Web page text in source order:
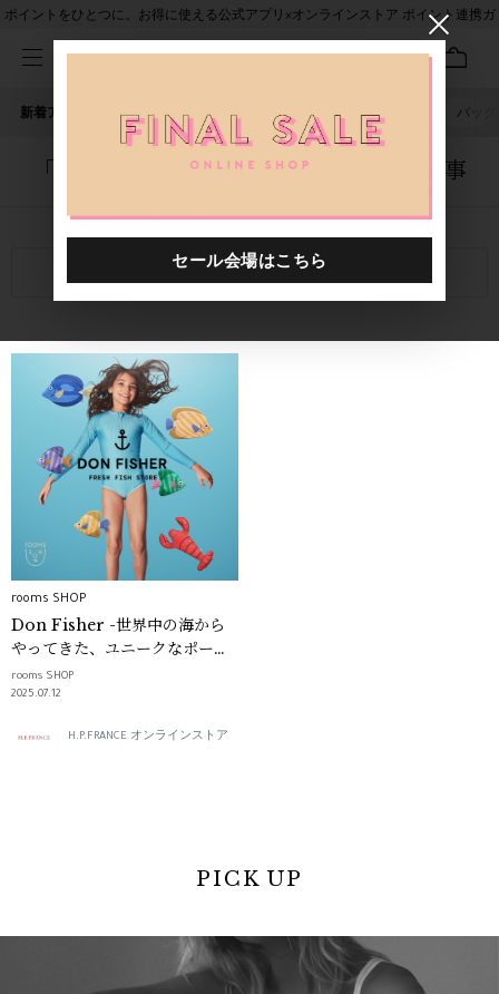
ポイントをひとつに。お得に使える公式アプリ×オンラインストア ポイント連携ガ
新着アイテム 人気ワード セール 40th限定 バッグ
「4103401.2510025.0001」に関する記事
関連キーワード
rooms SHOP
Don Fisher -世界中の海から
やってきた、ユニークなポーチ
たち-｜rooms SHOP
rooms SHOP
2025.07.12
H.P.FRANCE オンラインストア
PICK UP